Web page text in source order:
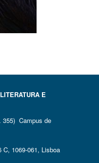
E
355) Campus de
C, 1069-061, Lisboa